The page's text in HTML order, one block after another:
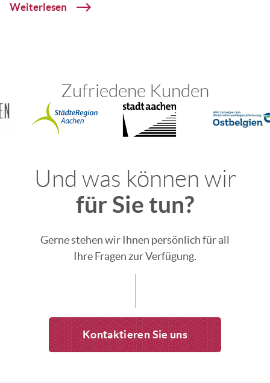
Weiterlesen
Zufriedene Kunden
Und was können wir
für Sie tun?
Gerne stehen wir Ihnen persönlich für all
Ihre Fragen zur Verfügung.
Kontaktieren Sie uns